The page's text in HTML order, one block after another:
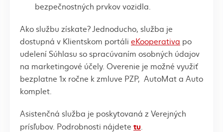
bezpečnostných prvkov vozidla.
Ako službu získate? Jednoducho, služba je
dostupná v Klientskom portáli eKooperativa po
udelení Súhlasu so spracúvaním osobných údajov
na marketingové účely. Overenie je možné využiť
bezplatne 1x ročne k zmluve PZP, AutoMat a Auto
komplet.
Asistenčná služba je poskytovaná z Verejných
prísľubov. Podrobnosti nájdete tu